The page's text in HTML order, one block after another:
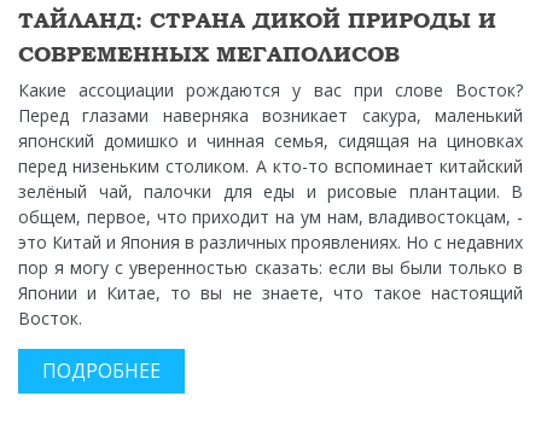
ТАЙЛАНД: СТРАНА ДИКОЙ ПРИРОДЫ И
СОВРЕМЕННЫХ МЕГАПОЛИСОВ
Какие ассоциации рождаются у вас при слове Восток?
Перед глазами наверняка возникает сакура, маленький
японский домишко и чинная семья, сидящая на циновках
перед низеньким столиком. А кто-то вспоминает китайский
зелёный чай, палочки для еды и рисовые плантации. В
общем, первое, что приходит на ум нам, владивостокцам, -
это Китай и Япония в различных проявлениях. Но с недавних
пор я могу с уверенностью сказать: если вы были только в
Японии и Китае, то вы не знаете, что такое настоящий
Восток.
ПОДРОБНЕЕ